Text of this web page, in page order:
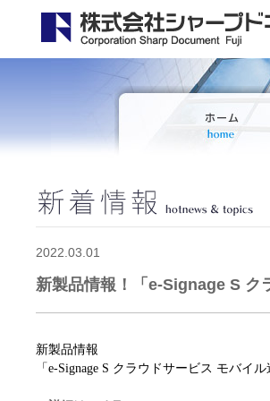
2022.03.01
新製品情報！「e-Signage S ク
新製品情報
「e-Signage S クラウドサービス モバイ